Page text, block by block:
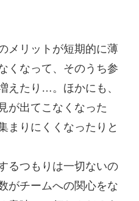
メリットが短期的に薄
くなって、そのうち参
えたり…。ほかにも、
が出てこなくなった
まりにくくなったりと
るつもりは一切ないの
がチームへの関心をな